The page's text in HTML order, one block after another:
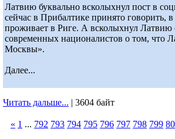
Латвию буквально всколыхнул пост в
сейчас в Прибалтике принято говорить,
проживает в Риге. А всколыхнул Латвию
современных националистов о том, что
Москвы».
Далее...
Читать дальше... | 3604 байт
« 1 ... 792 793 794 795 796 797 798 799